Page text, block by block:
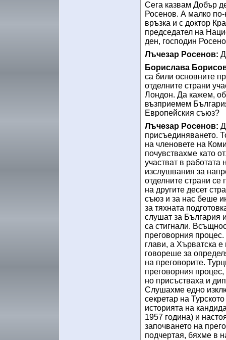
Сега казвам Добър
Росенов. А малко
връзка и с доктор
председател на
ден, господин
Лъчезар Росенов:
Борислава
са били основните
отделните страни
Лондон. Да кажем,
възприемем
Европейския съюз?
Лъчезар Росенов:
присъединяването.
на членовете на
почувствахме като
участват в работата
изслушвания за
отделните страни
на другите десет
съюз и за нас беше
за тяхната
слушат за България
са стигнали.
преговорния
глави, а Хърватска
говореше за
на преговорите.
преговорния
но присъстваха и
Слушахме едно
секретар на
историята на
1957 година) и
започването на
подчертая, бяхме в